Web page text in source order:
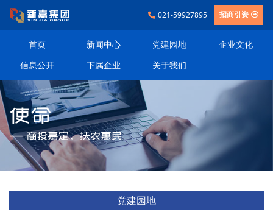
021-59927895 招商引资
首页 新闻中心 党建园地
企业文化
信息公开
下属企业 关于我们
党建园地